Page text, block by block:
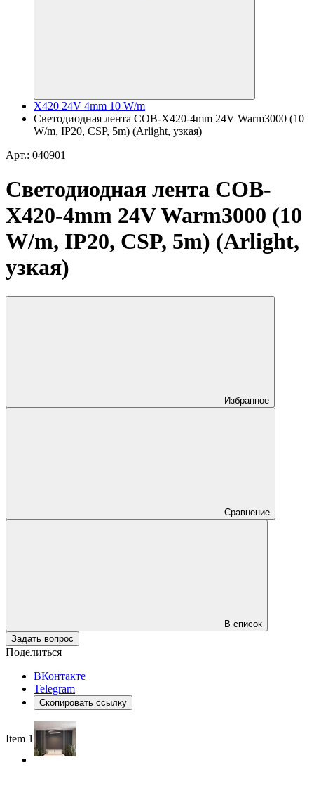
X420 24V 4mm 10 W/m
Светодиодная лента COB-X420-4mm 24V Warm3000 (10
W/m, IP20, CSP, 5m) (Arlight, узкая)
Арт.: 040901
Светодиодная лента COB-
X420-4mm 24V Warm3000 (10
W/m, IP20, CSP, 5m) (Arlight,
узкая)
Избранное
Сравнение
В список
Задать вопрос
Поделиться
ВКонтакте
Telegram
Скопировать ссылку
Item 1 of 6